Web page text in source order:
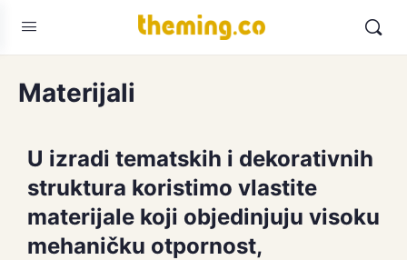
Materijali
U izradi tematskih i dekorativnih
struktura koristimo vlastite
materijale koji objedinjuju visoku
mehaničku otpornost,